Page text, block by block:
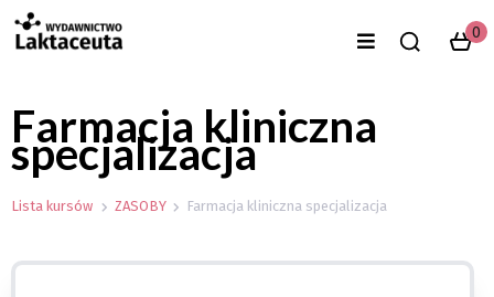
0
Farmacja kliniczna
specjalizacja
Lista kursów ZASOBY Farmacja kliniczna specjalizacja